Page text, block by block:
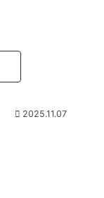
2025.11.07